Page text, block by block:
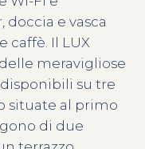
e vasca
caffè. Il LUX
meravigliose
su tre
situate al primo
di due